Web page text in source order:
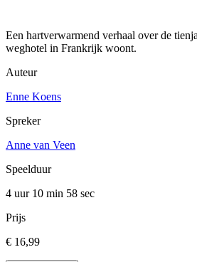
Een hartverwarmend verhaal over de
weghotel in Frankrijk woont.
Auteur
Enne Koens
Spreker
Anne van Veen
Speelduur
4 uur 10 min 58 sec
Prijs
€ 16,99